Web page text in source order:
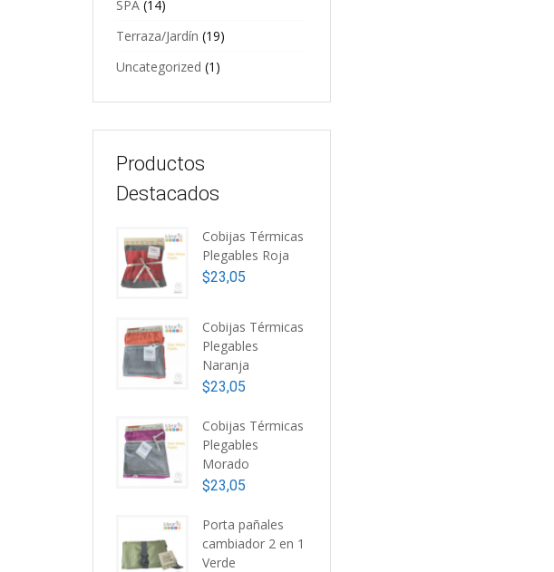
SPA (14)
Terraza/Jardín (19)
Uncategorized (1)
Productos
Destacados
Cobijas Térmicas
Plegables Roja
$23,05
Cobijas Térmicas
Plegables
Naranja
$23,05
Cobijas Térmicas
Plegables
Morado
$23,05
Porta pañales
cambiador 2 en 1
Verde